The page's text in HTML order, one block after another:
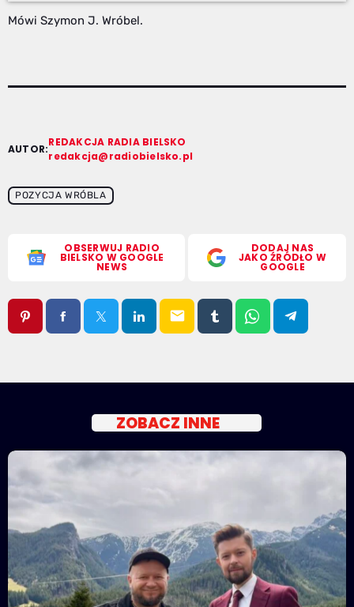
Mówi Szymon J. Wróbel.
AUTOR:
REDAKCJA RADIA BIELSKO
redakcja@radiobielsko.pl
POZYCJA WRÓBLA
OBSERWUJ RADIO
BIELSKO W GOOGLE
NEWS
DODAJ NAS
JAKO ŹRÓDŁO W
GOOGLE
email
ZOBACZ INNE